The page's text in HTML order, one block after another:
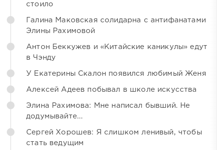
стоило
Галина Маковская солидарна с антифанатами
Элины Рахимовой
Антон Беккужев и «Китайские каникулы» едут
в Чэнду
У Екатерины Скалон появился любимый Женя
Алексей Адеев побывал в школе искусства
Элина Рахимова: Мне написал бывший. Не
додумывайте...
Сергей Хорошев: Я слишком ленивый, чтобы
стать ведущим